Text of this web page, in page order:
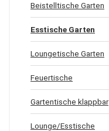
Beistelltische Garten
Esstische Garten
Loungetische Garten
Feuertische
Gartentische klappbar
Lounge/Esstische